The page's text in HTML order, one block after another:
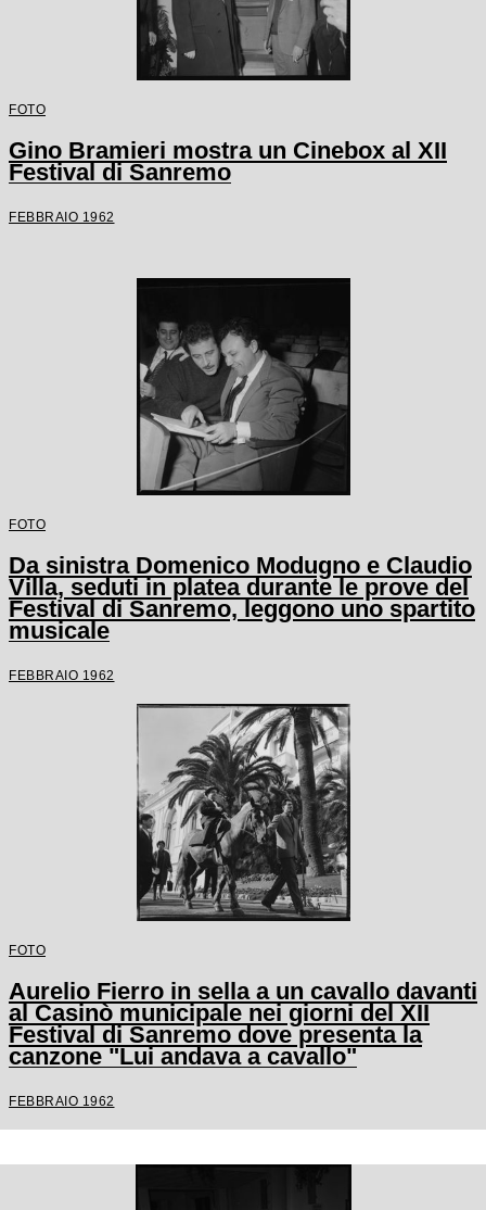
FOTO
Gino Bramieri mostra un Cinebox al XII
Festival di Sanremo
FEBBRAIO 1962
FOTO
Da sinistra Domenico Modugno e Claudio
Villa, seduti in platea durante le prove del
Festival di Sanremo, leggono uno spartito
musicale
FEBBRAIO 1962
FOTO
Aurelio Fierro in sella a un cavallo davanti
al Casinò municipale nei giorni del XII
Festival di Sanremo dove presenta la
canzone "Lui andava a cavallo"
FEBBRAIO 1962